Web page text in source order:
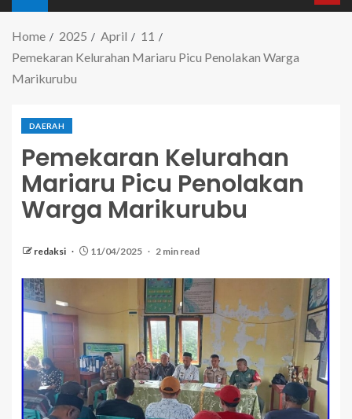
Home 2025 April
11
Pemekaran Kelurahan Mariaru Picu Penolakan Warga
Marikurubu
DAERAH
Pemekaran Kelurahan
Mariaru Picu Penolakan
Warga Marikurubu
redaksi 11/04/2025 2 min read